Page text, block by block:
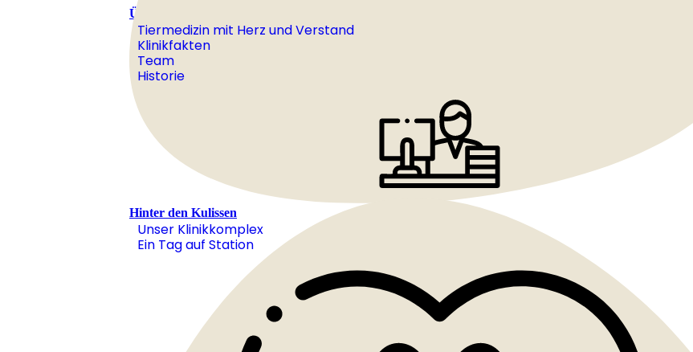
Über Uns
Tiermedizin mit Herz und Verstand
Klinikfakten
Team
Historie
Hinter den Kulissen
Unser Klinikkomplex
Ein Tag auf Station